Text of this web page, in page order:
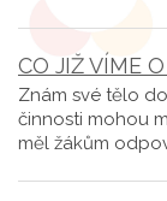
CO JIŽ VÍME
Znám své tělo
činnosti mohou
měl žákům